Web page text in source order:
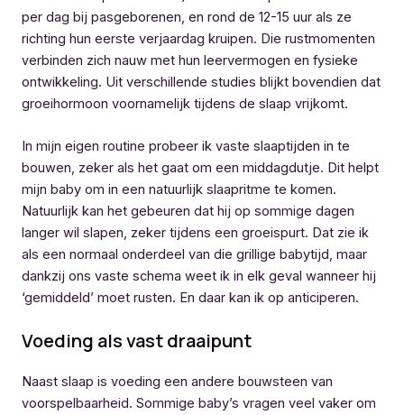
per dag bij pasgeborenen, en rond de 12-15 uur als ze
richting hun eerste verjaardag kruipen. Die rustmomenten
verbinden zich nauw met hun leervermogen en fysieke
ontwikkeling. Uit verschillende studies blijkt bovendien dat
groeihormoon voornamelijk tijdens de slaap vrijkomt.
In mijn eigen routine probeer ik vaste slaaptijden in te
bouwen, zeker als het gaat om een middagdutje. Dit helpt
mijn baby om in een natuurlijk slaapritme te komen.
Natuurlijk kan het gebeuren dat hij op sommige dagen
langer wil slapen, zeker tijdens een groeispurt. Dat zie ik
als een normaal onderdeel van die grillige babytijd, maar
dankzij ons vaste schema weet ik in elk geval wanneer hij
‘gemiddeld’ moet rusten. En daar kan ik op anticiperen.
Voeding als vast draaipunt
Naast slaap is voeding een andere bouwsteen van
voorspelbaarheid. Sommige baby’s vragen veel vaker om